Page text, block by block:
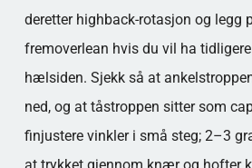
deretter highback-rotasjon og legg
fremoverlean hvis du vil ha
hælsiden. Sjekk så at
ned, og at tåstroppen sitter som
finjustere vinkler i små steg; 2–3